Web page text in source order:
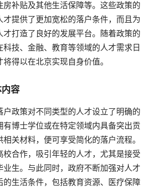
房补贴及其他生活保障等。这些政策的
才提供了更加宽松的落户条件，而且为
才打造了良好的发展平台。随着政策的
技、金融、教育等领域的人才需求日
得以在北京实现自身价值。
容
户政策对不同类型的人才设立了明确的
有博士学位或在特定领域内具备突出贡
关材料，便可享受简化的落户流程。
校合作，吸引年轻的人才，尤其是接受
业生。与此同时，政府不断加强对人才
的生活条件，包括教育资源、医疗保障